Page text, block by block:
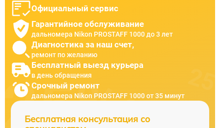
Официальный сервис
Гарантийное обслуживание
дальномера Nikon PROSTAFF 1000 до 3 лет
Диагностика за наш счет,
ремонт по желанию
Бесплатный выезд курьера
в день обращения
Срочный ремонт
дальномера Nikon PROSTAFF 1000 от 35 минут
Бесплатная консультация со